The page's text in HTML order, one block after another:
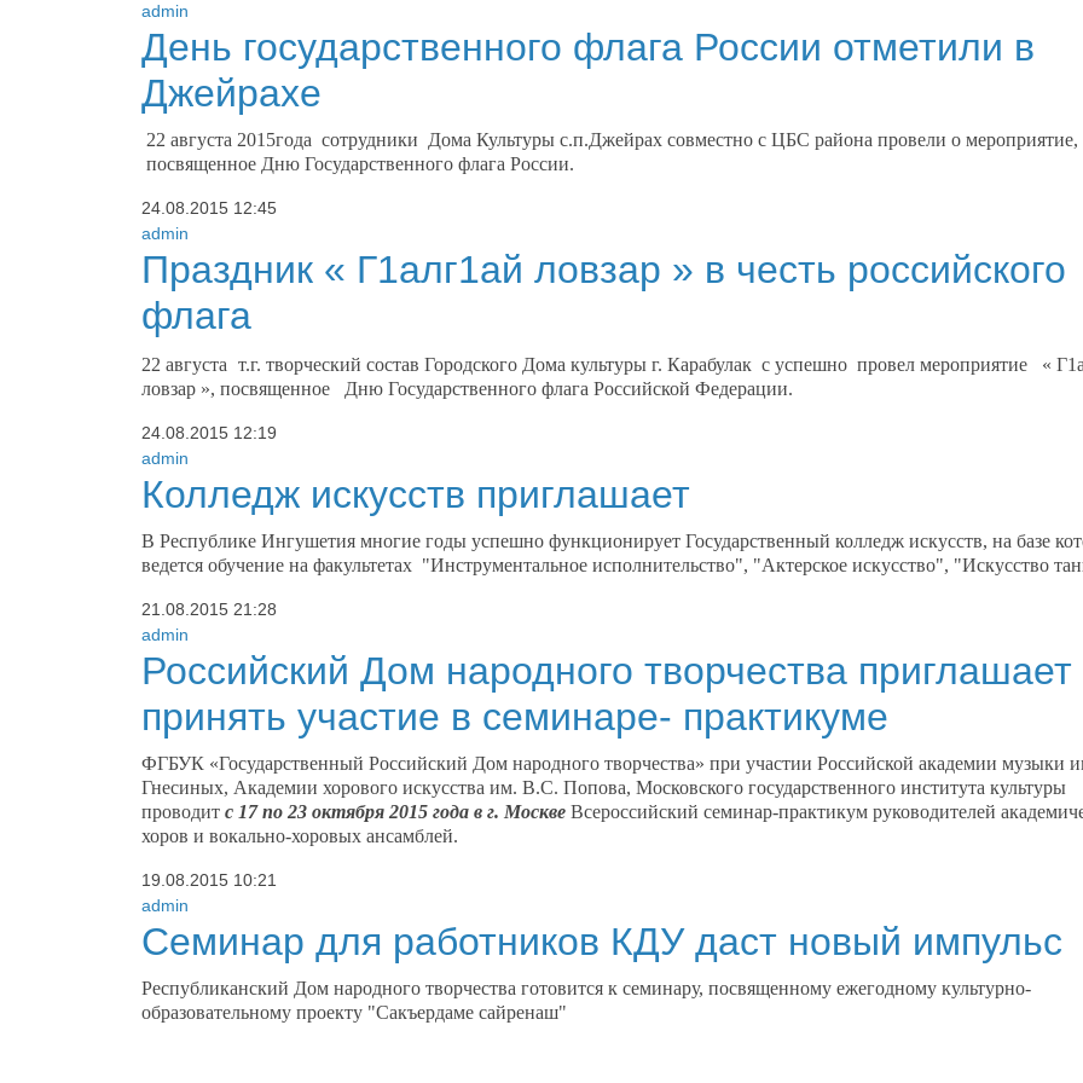
admin
День государственного флага России отметили в
Джейрахе
22 августа 2015года сотрудники Дома Культуры с.п.Джейрах совместно с ЦБС района провели о мероприятие,
посвященное Дню Государственного флага России.
24.08.2015 12:45
admin
Праздник « Г1алг1ай ловзар » в честь российского
флага
22 августа т.г. творческий состав Городского Дома культуры г. Карабулак с успешно провел мероприятие «
ловзар », посвященное Дню Государственного флага Российской Федерации.
24.08.2015 12:19
admin
Колледж искусств приглашает
В Республике Ингушетия многие годы успешно функционирует Государственный колледж искусств, на базе
ведется обучение на факультетах "Инструментальное исполнительство", "Актерское искусство", "Искусство
21.08.2015 21:28
admin
Российский Дом народного творчества приглашает
принять участие в семинаре- практикуме
ФГБУК «Государственный Российский Дом народного творчества» при участии Российской академии музыки
Гнесиных, Академии хорового искусства им. В.С. Попова, Московского государственного института культуры
проводит с 17 по 23 октября 2015 года в г. Москве Всероссийский семинар-практикум руководителей
хоров и вокально-хоровых ансамблей.
19.08.2015 10:21
admin
Семинар для работников КДУ даст новый импульс
Республиканский Дом народного творчества готовится к семинару, посвященному ежегодному культурно-
образовательному проекту "Сакъердаме сайренаш"